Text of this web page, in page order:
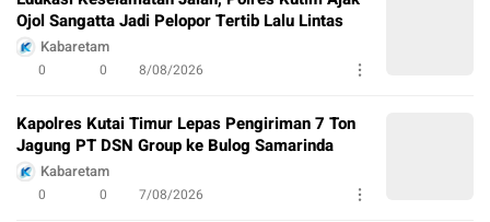
Ojol Sangatta Jadi Pelopor Tertib Lalu Lintas
Kabaretam
0 0 8/08/2026
Kapolres Kutai Timur Lepas Pengiriman 7 Ton
Jagung PT DSN Group ke Bulog Samarinda
Kabaretam
0 0 7/08/2026